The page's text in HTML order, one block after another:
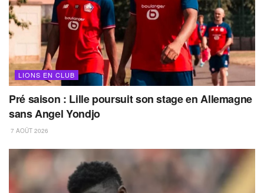
LIONS EN CLUB
Pré saison : Lille poursuit son stage en Allemagne
sans Angel Yondjo
7 AOÛT 2026